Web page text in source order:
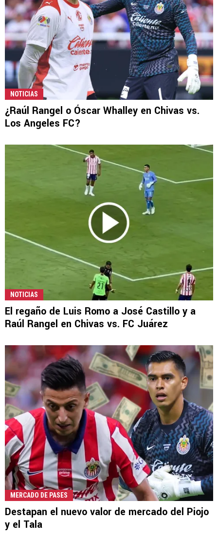
NOTICIAS
¿Raúl Rangel o Óscar Whalley en Chivas vs.
Los Angeles FC?
NOTICIAS
El regaño de Luis Romo a José Castillo y a
Raúl Rangel en Chivas vs. FC Juárez
MERCADO DE PASES
Destapan el nuevo valor de mercado del Piojo
y el Tala